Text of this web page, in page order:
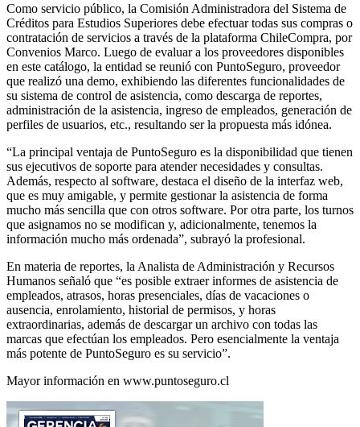
Como servicio público, la Comisión Administradora del Sistema de
Créditos para Estudios Superiores debe efectuar todas sus compras o
contratación de servicios a través de la plataforma ChileCompra, por
Convenios Marco. Luego de evaluar a los proveedores disponibles
en este catálogo, la entidad se reunió con PuntoSeguro, proveedor
que realizó una demo, exhibiendo las diferentes funcionalidades de
su sistema de control de asistencia, como descarga de reportes,
administración de la asistencia, ingreso de empleados, generación de
perfiles de usuarios, etc., resultando ser la propuesta más idónea.
“La principal ventaja de PuntoSeguro es la disponibilidad que tienen
sus ejecutivos de soporte para atender necesidades y consultas.
Además, respecto al software, destaca el diseño de la interfaz web,
que es muy amigable, y permite gestionar la asistencia de forma
mucho más sencilla que con otros software. Por otra parte, los turnos
que asignamos no se modifican y, adicionalmente, tenemos la
información mucho más ordenada”, subrayó la profesional.
En materia de reportes, la Analista de Administración y Recursos
Humanos señaló que “es posible extraer informes de asistencia de
empleados, atrasos, horas presenciales, días de vacaciones o
ausencia, enrolamiento, historial de permisos, y horas
extraordinarias, además de descargar un archivo con todas las
marcas que efectúan los empleados. Pero esencialmente la ventaja
más potente de PuntoSeguro es su servicio”.
Mayor información en www.puntoseguro.cl